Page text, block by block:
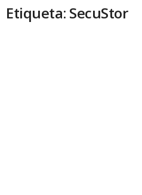
Etiqueta: SecuStor